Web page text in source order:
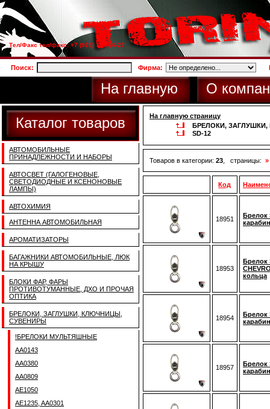
Тел/Факс тел/факс: +7 (925) 733-66-27
Поиск: Фирма:
На главную О
Каталог товаров
АВТОМОБИЛЬНЫЕ
ПРИНАДЛЕЖНОСТИ И НАБОРЫ
АВТОСВЕТ (ГАЛОГЕНОВЫЕ,
СВЕТОДИОДНЫЕ И КСЕНОНОВЫЕ
ЛАМПЫ)
АВТОХИМИЯ
АНТЕННА АВТОМОБИЛЬНАЯ
АРОМАТИЗАТОРЫ
БАГАЖНИКИ АВТОМОБИЛЬНЫЕ, ЛЮК
НА КРЫШУ
БЛОКИ ФАР, ФАРЫ
ПРОТИВОТУМАННЫЕ, ДХО И ПРОЧАЯ
ОПТИКА
БРЕЛОКИ, ЗАГЛУШКИ, КЛЮЧНИЦЫ,
СУВЕНИРЫ
!БРЕЛОКИ МУЛЬТЯШНЫЕ
AA0143
AA0380
AA0809
AE1050
AE1235, AA0301
На главную страницу
БРЕЛОКИ,
SD-12
Товаров в категории: 23 , страницы: »
Код
18951
Брелок
18953
Брелок
кольца
18954
Брелок
18957
Брелок